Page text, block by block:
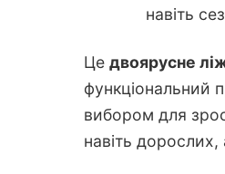
навіть
Це двоярусне
функціональний
вибором для
навіть